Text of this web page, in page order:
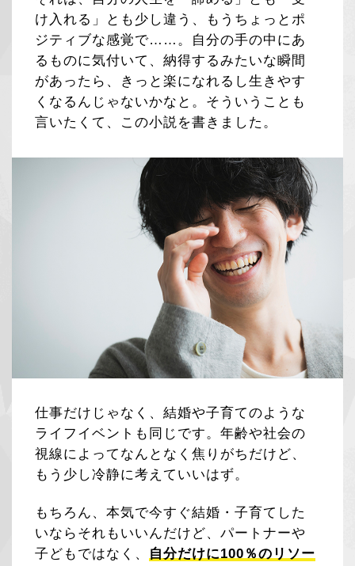
け入れる」とも少し違う、もうちょっとポ
ジティブな感覚で……。自分の手の中にあ
るものに気付いて、納得するみたいな瞬間
があったら、きっと楽になれるし生きやす
くなるんじゃないかなと。そういうことも
言いたくて、この小説を書きました。
仕事だけじゃなく、結婚や子育てのような
ライフイベントも同じです。年齢や社会の
視線によってなんとなく焦りがちだけど、
もう少し冷静に考えていいはず。
もちろん、本気で今すぐ結婚・子育てした
いならそれもいいんだけど、パートナーや
子どもではなく、 自分だけに100％のリソー